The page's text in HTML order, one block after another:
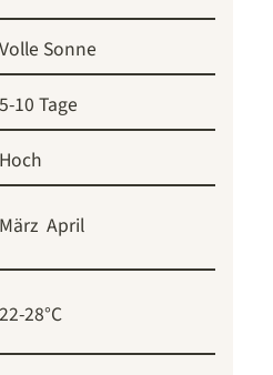
Volle Sonne
5-10 Tage
Hoch
März April
22-28°C